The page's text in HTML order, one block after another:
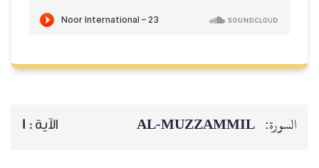
السورة: AL‑MUZZAMMIL الآية : 1